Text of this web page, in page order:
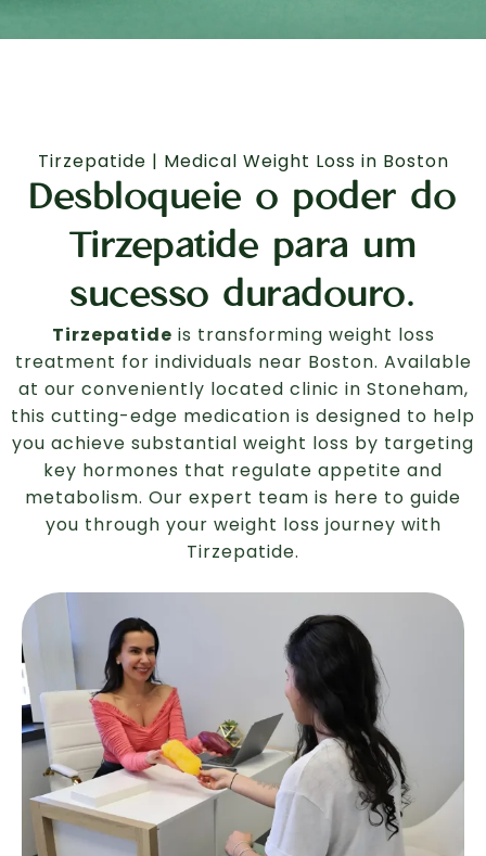
Tirzepatide | Medical Weight Loss in Boston
Desbloqueie o poder do
Tirzepatide para um
sucesso duradouro.
Tirzepatide is transforming weight loss
treatment for individuals near Boston. Available
at our conveniently located clinic in Stoneham,
this cutting-edge medication is designed to help
you achieve substantial weight loss by targeting
key hormones that regulate appetite and
metabolism. Our expert team is here to guide
you through your weight loss journey with
Tirzepatide.